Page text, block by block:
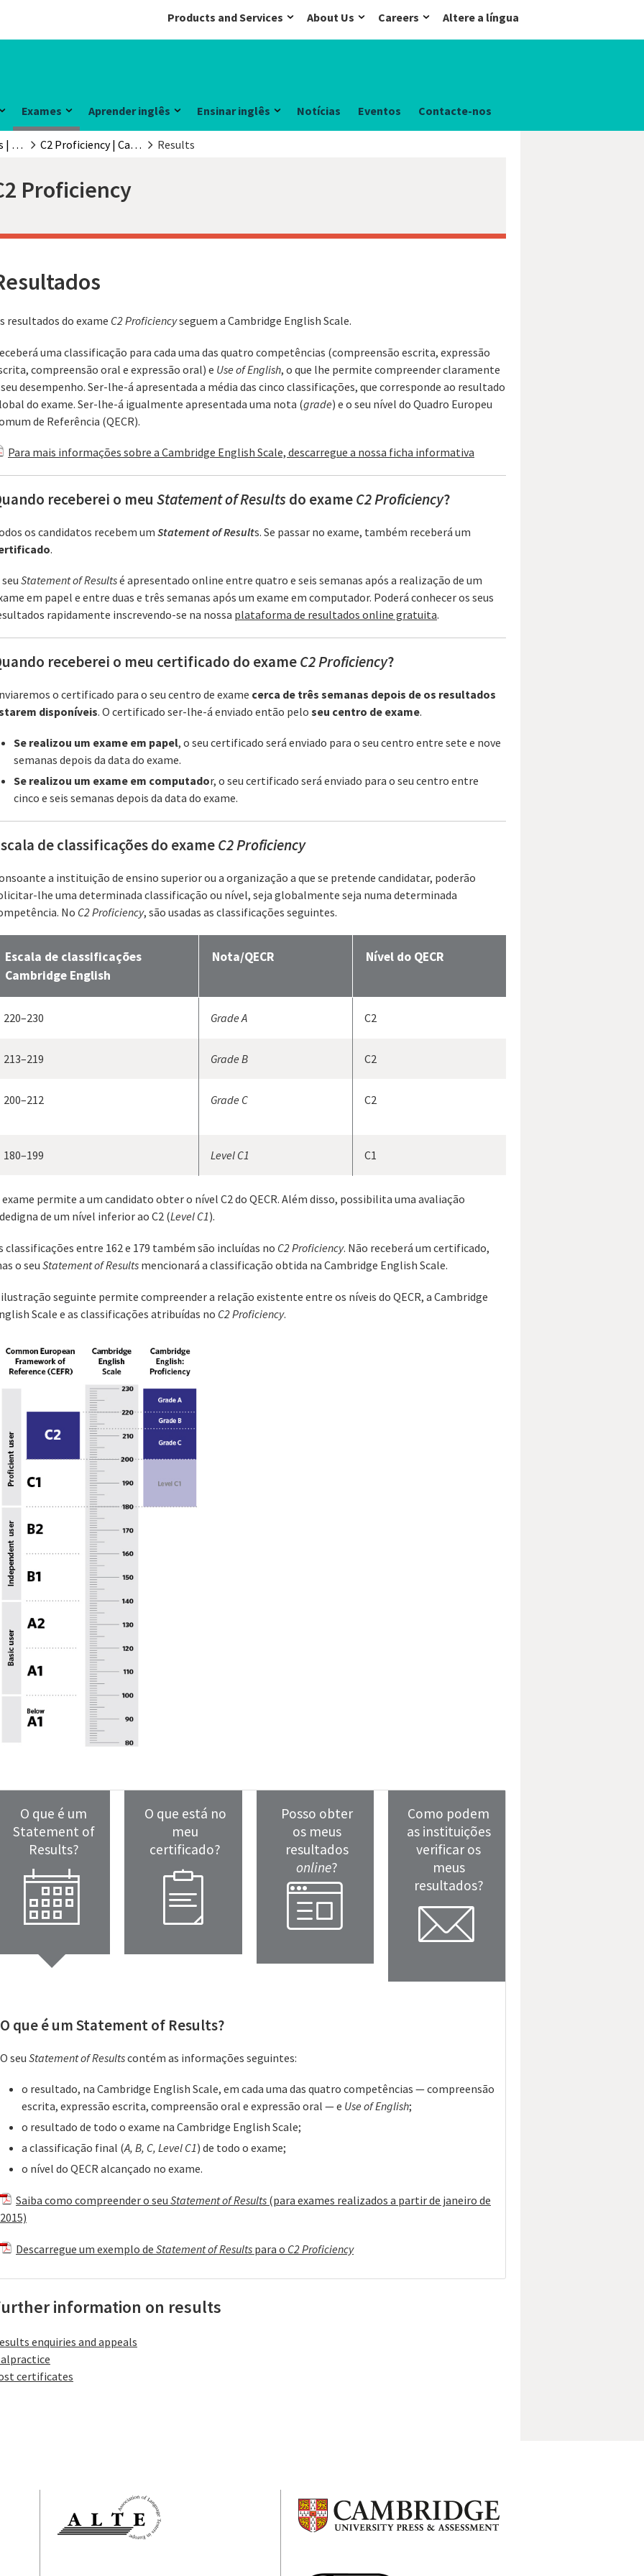
Products and Services About Us Careers Altere a língua
Exames Aprender inglês Ensinar inglês Notícias Eventos Contacte-nos
Exames e testes | Cambridge English C2 Proficiency | Cambridge English Results
Proficiency
resultados do exame C2 Proficiencyseguem a Cambridge English Scale.
uma classificação para cada uma das quatro competências (compreensão escrita, expressão
compreensão oral e expressão oral) e Use of English, o que lhe permite compreender claramente
desempenho. Ser-lhe-á apresentada a média das cinco classificações, que corresponde ao resultado
do exame. Ser-lhe-á igualmente apresentada uma nota (grade) e o seu nível do Quadro Europeu
de Referência (QECR).
Para mais informações sobre a Cambridge English Scale, descarregue a nossa ficha informativa
receberei o meu Statement of Resultsdo exameC2 Proficiency?
os candidatos recebem um Statement of Results. Se passar no exame, também receberá um
.
Statement of Resultsé apresentado online entre quatro e seis semanas após a realização de um
em papel e entre duas e três semanas após um exame em computador. Poderá conhecer os seus
rapidamente inscrevendo-se na nossa plataforma de resultados online gratuita.
receberei o meu certificado do exameC2 Proficiency?
o certificado para o seu centro de exame cerca de três semanas depois de os resultados
disponíveis. O certificado ser-lhe-á enviado então pelo seu centro de exame.
Se realizou um exame em papel, o seu certificado será enviado para o seu centro entre sete e nove
semanas depois da data do exame.
Se realizou um exame em computador, o seu certificado será enviado para o seu centro entre
cinco e seis semanas depois da data do exame.
de classificações do exameC2 Proficiency
a instituição de ensino superior ou a organização a que se pretende candidatar, poderão
lhe uma determinada classificação ou nível, seja globalmente seja numa determinada
No C2 Proficiency, são usadas as classificações seguintes.
Escala de classificações
Cambridge English
Nota/QECR Nível do QECR
220–230 Grade A C2
213–219 Grade B C2
200–212 Grade C C2
180–199 Level C1 C1
exame permite a um candidato obter o nível C2 do QECR. Além disso, possibilita uma avaliação
de um nível inferior ao C2 (Level C1).
classificações entre 162 e 179 também são incluídas no C2 Proficiency. Não receberá um certificado,
o seu Statement of Results mencionará a classificação obtida na Cambridge English Scale.
ilustração seguinte permite compreender a relação existente entre os níveis do QECR, a Cambridge
Scale e as classificações atribuídas no C2 Proficiency.
O que é um
Statement of
Results?
calendar
O que está no
meu
certificado?
clipboard
Posso obter
os meus
resultados
online?
window
Como podem
as instituições
verificar os
meus
resultados?
mail
O que é um Statement of Results?
O seu Statement of Resultscontém as informações seguintes:
o resultado, na Cambridge English Scale, em cada uma das quatro competências — compreensão
escrita, expressão escrita, compreensão oral e expressão oral — e Use of English;
o resultado de todo o exame na Cambridge English Scale;
a classificação final (A, B, C, Level C1) de todo o exame;
o nível do QECR alcançado no exame.
Saiba como compreender o seu Statement of Results (para exames realizados a partir de janeiro de
2015)
Descarregue um exemplo de Statement of Results para o C2 Proficiency
information on results
enquiries and appeals
certificates